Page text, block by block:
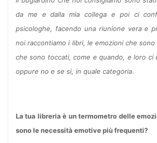
da me e dalla mia collega e poi ci
psicologhe, facendo una riunione vera e
noi raccontiamo i libri, le emozioni che
che sono toccati, come e quando, e loro ci
oppure no e se sì, in quale categoria.
La tua libreria è un termometro delle
sono le necessità emotive più frequenti?